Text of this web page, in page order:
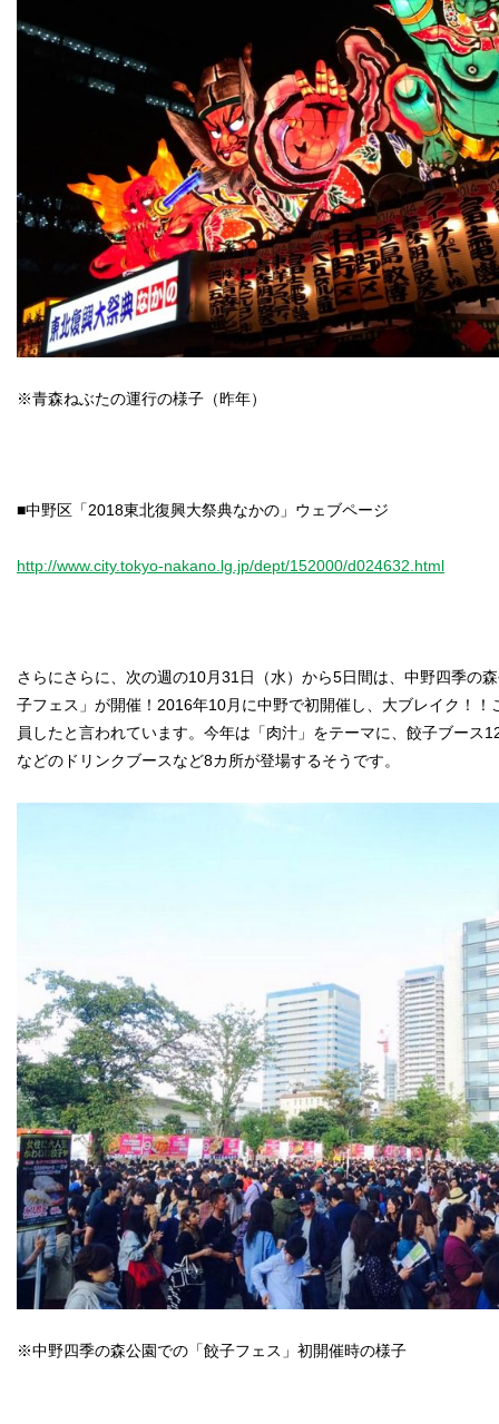
※青森ねぶたの運行の様子（昨年）
■中野区「2018東北復興大祭典なかの」ウェブページ
http://www.city.tokyo-nakano.lg.jp/dept/152000/d024632.html
さらにさらに、次の週の10月31日（水）から5日間は、中野四季の
子フェス」が開催！2016年10月に中野で初開催し、大ブレイク！！
員したと言われています。今年は「肉汁」をテーマに、餃子ブース
などのドリンクブースなど8カ所が登場するそうです。
※中野四季の森公園での「餃子フェス」初開催時の様子